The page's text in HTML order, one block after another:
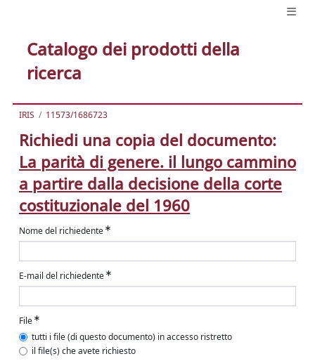
Catalogo dei prodotti della
ricerca
IRIS 11573/1686723
Richiedi una copia del documento:
La parità di genere. il lungo cammino
a partire dalla decisione della corte
costituzionale del 1960
Nome del richiedente
E-mail del richiedente
File
tutti i file (di questo documento) in accesso ristretto
il file(s) che avete richiesto